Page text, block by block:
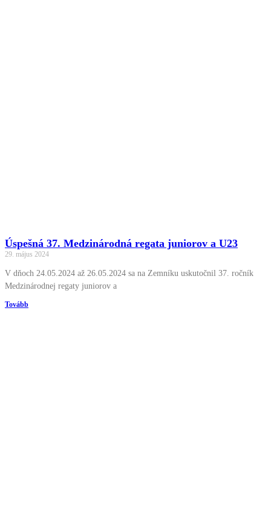
Úspešná 37. Medzinárodná regata juniorov a U23
29. május 2024
V dňoch 24.05.2024 až 26.05.2024 sa na Zemníku uskutočnil 37. ročník
Medzinárodnej regaty juniorov a
Tovább